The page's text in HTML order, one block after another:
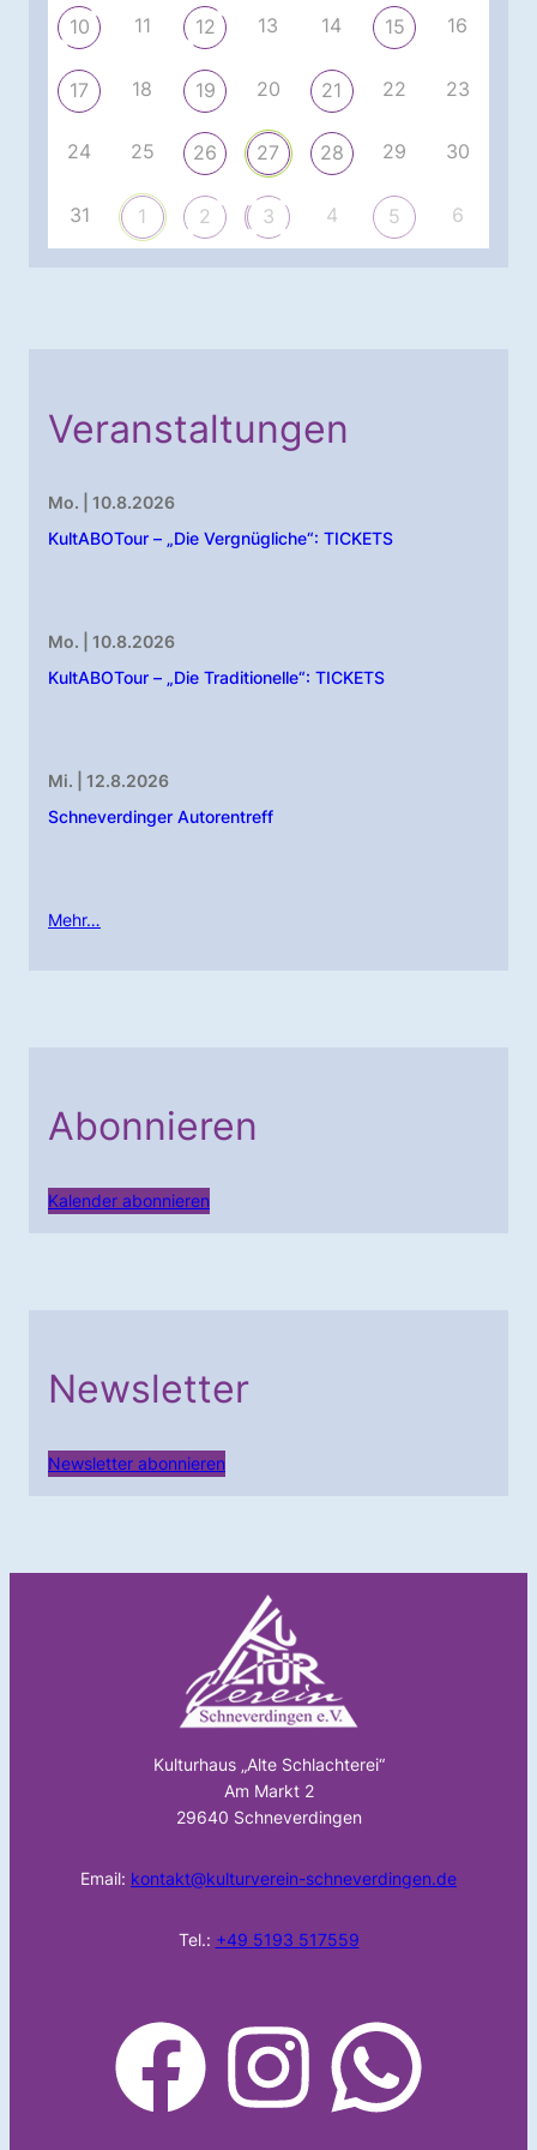
10 11 12 13 14 15 16
17 18 19 20 21 22 23
24 25 26 27 28 29 30
31 1 2 3 4 5 6
Veranstaltungen
Mo. | 10.8.2026
KultABOTour – „Die Vergnügliche“: TICKETS
Mo. | 10.8.2026
KultABOTour – „Die Traditionelle“: TICKETS
Mi. | 12.8.2026
Schneverdinger Autorentreff
Mehr…
Abonnieren
Kalender abonnieren
Newsletter
Newsletter abonnieren
Kulturhaus „Alte Schlachterei“
Am Markt 2
29640 Schneverdingen
Email: kontakt@kulturverein-schneverdingen.de
Tel.: +49 5193 517559
facebook Instagram WhatsApp